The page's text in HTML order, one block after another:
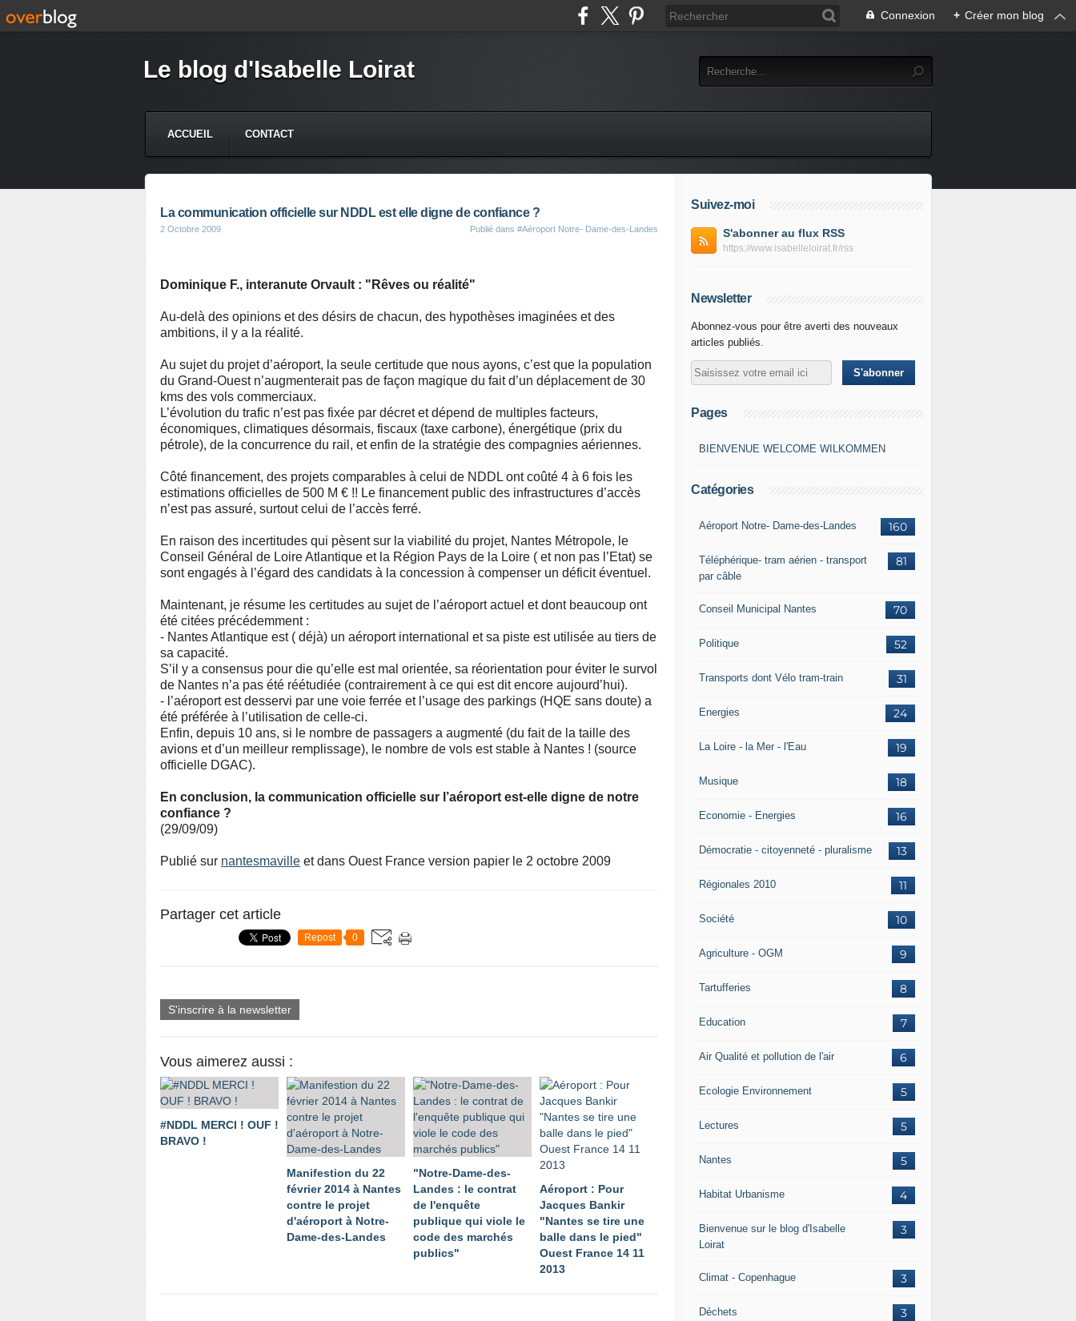
Connexion + Créer mon blog
Le blog d'Isabelle Loirat
ACCUEIL CONTACT
La communication officielle sur NDDL est elle digne de confiance ?
2 Octobre 2009 Publié dans #Aéroport Notre- Dame-des-Landes
Dominique F., interanute Orvault : "Rêves ou réalité"
Au-delà des opinions et des désirs de chacun, des hypothèses imaginées et des
ambitions, il y a la réalité.
Au sujet du projet d’aéroport, la seule certitude que nous ayons, c’est que la population
du Grand-Ouest n’augmenterait pas de façon magique du fait d’un déplacement de 30
kms des vols commerciaux.
L’évolution du trafic n’est pas fixée par décret et dépend de multiples facteurs,
économiques, climatiques désormais, fiscaux (taxe carbone), énergétique (prix du
pétrole), de la concurrence du rail, et enfin de la stratégie des compagnies aériennes.
Côté financement, des projets comparables à celui de NDDL ont coûté 4 à 6 fois les
estimations officielles de 500 M € !! Le financement public des infrastructures d’accès
n’est pas assuré, surtout celui de l’accès ferré.
En raison des incertitudes qui pèsent sur la viabilité du projet, Nantes Métropole, le
Conseil Général de Loire Atlantique et la Région Pays de la Loire ( et non pas l’Etat) se
sont engagés à l’égard des candidats à la concession à compenser un déficit éventuel.
Maintenant, je résume les certitudes au sujet de l’aéroport actuel et dont beaucoup ont
été citées précédemment :
- Nantes Atlantique est ( déjà) un aéroport international et sa piste est utilisée au tiers de
sa capacité.
S’il y a consensus pour die qu’elle est mal orientée, sa réorientation pour éviter le survol
de Nantes n’a pas été réétudiée (contrairement à ce qui est dit encore aujourd’hui).
- l’aéroport est desservi par une voie ferrée et l’usage des parkings (HQE sans doute) a
été préférée à l’utilisation de celle-ci.
Enfin, depuis 10 ans, si le nombre de passagers a augmenté (du fait de la taille des
avions et d’un meilleur remplissage), le nombre de vols est stable à Nantes ! (source
officielle DGAC).
En conclusion, la communication officielle sur l’aéroport est-elle digne de notre
confiance ?
(29/09/09)
Publié sur nantesmaville et dans Ouest France version papier le 2 octobre 2009
Partager cet article
Repost 0
S'inscrire à la newsletter
Vous aimerez aussi :
#NDDL MERCI ! OUF !
BRAVO !
Manifestion du 22
février 2014 à Nantes
contre le projet
d'aéroport à Notre-
Dame-des-Landes
"Notre-Dame-des-
Landes : le contrat
de l'enquête
publique qui viole le
code des marchés
publics"
Aéroport : Pour
Jacques Bankir
"Nantes se tire une
balle dans le pied"
Ouest France 14 11
2013
Suivez-moi
S'abonner au flux RSS
https://www.isabelleloirat.fr/rss
Newsletter
Abonnez-vous pour être averti des nouveaux
articles publiés.
Pages
BIENVENUE WELCOME WILKOMMEN
Catégories
160
Aéroport Notre- Dame-des-Landes
81
Téléphérique- tram aérien - transport
par câble
70
Conseil Municipal Nantes
52
Politique
31
Transports dont Vélo tram-train
24
Energies
19
La Loire - la Mer - l'Eau
18
Musique
16
Economie - Energies
13
Démocratie - citoyenneté - pluralisme
11
Régionales 2010
10
Société
9
Agriculture - OGM
8
Tartufferies
7
Education
6
Air Qualité et pollution de l'air
5
Ecologie Environnement
5
Lectures
5
Nantes
4
Habitat Urbanisme
3
Bienvenue sur le blog d'Isabelle
Loirat
3
Climat - Copenhague
3
Déchets